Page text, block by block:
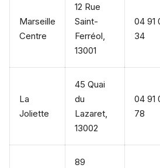
Marseille
Centre
12 Rue
Saint-
Ferréol,
13001
04 91
34
La
Joliette
45 Quai
du
Lazaret,
13002
04 91
78
89